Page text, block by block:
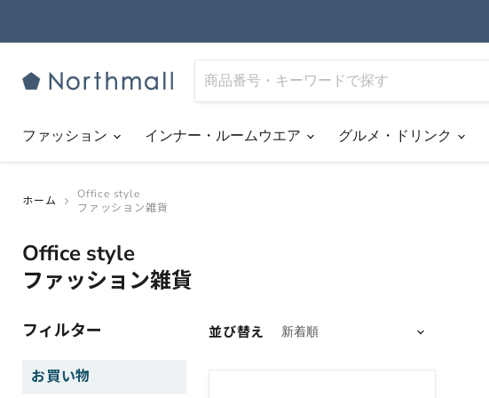
ファッション インナー・ルームウエア グルメ・ドリンク
ホーム
Office style
ファッション雑貨
Office style
ファッション雑貨
フィルター
お買い物
並び替え